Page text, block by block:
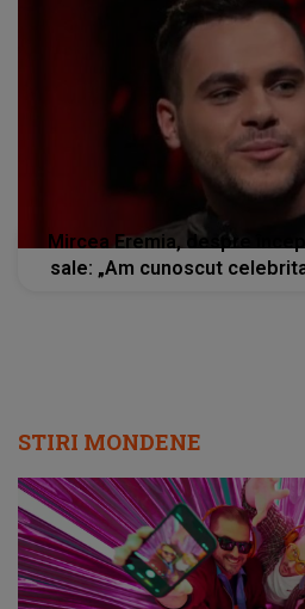
Mircea Eremia, despre
sale: „Am cunoscut
STIRI MONDENE